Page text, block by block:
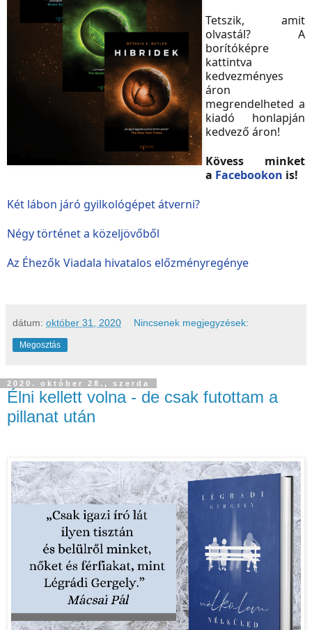
Tetszik, amit
olvastál? A
borítóképre
kattintva
kedvezményes
áron
megrendelheted a
kiadó honlapján
kedvező áron!
Kövess minket
a Facebookon is!
Két lábon járó gyilkológépet átverni?
Négy történet a közeljövőből
Az Éhezők Viadala hivatalos előzményregénye
dátum: október 31, 2020 Nincsenek megjegyzések:
Megosztás
2020. október 28., szerda
Élni kellett volna - de csak futottam a
pillanat után